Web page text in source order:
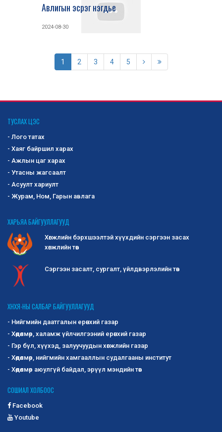
Авлигын эсрэг нэгдье
2024-08-30
1 2 3 4 5
ТУСЛАХ ЦЭС
- Лого татах
- Хаяг байршил харах
- Ажлын цаг харах
- Утасны жагсаалт
- Асуулт хариулт
- Журам, Ном, Гарын авлага
ХАРЬЯА БАЙГУУЛЛАГУУД
Хөгжлийн бэрхшээлтэй хүүхдийн сэргээн засах
хөгжлийн төв
Сэргээн засалт, сургалт, үйлдвэрлэлийн төв
ХНХЯ-НЫ САЛБАР БАЙГУУЛЛАГУУД
- Нийгмийн даатгалын ерөнхий газар
- Хөдөлмөр, халамж үйлчилгээний ерөнхий газар
- Гэр бүл, хүүхэд, залуучуудын хөгжлийн газар
- Хөдөлмөр, нийгмийн хамгааллын судалгааны институт
- Хөдөлмөр аюулгүй байдал, эрүүл мэндийн төв
СОШИАЛ ХОЛБООС
Facebook
Youtube